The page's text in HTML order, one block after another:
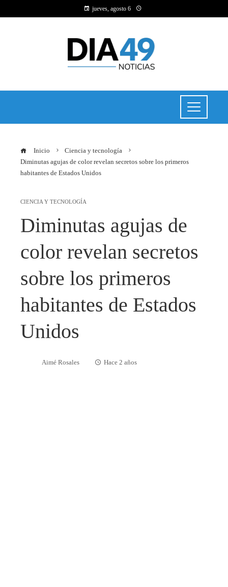
jueves, agosto 6
Inicio
Ciencia y tecnología
Diminutas agujas de color revelan secretos sobre los primeros
habitantes de Estados Unidos
CIENCIA Y TECNOLOGÍA
Diminutas agujas de
color revelan secretos
sobre los primeros
habitantes de Estados
Unidos
Aimé Rosales Hace 2 años